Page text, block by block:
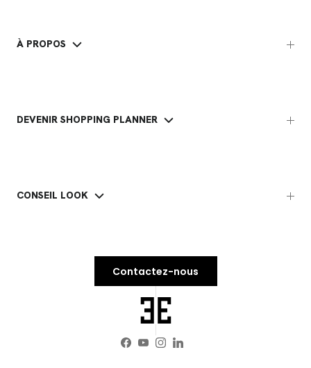
À PROPOS
DEVENIR SHOPPING PLANNER
CONSEIL LOOK
Contactez-nous
Facebook
YouTube
Instagram
LinkedIn